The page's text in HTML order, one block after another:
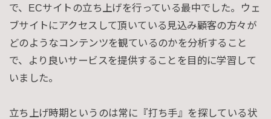
で、ECサイトの立ち上げを行っている最中でした。ウェ
ブサイトにアクセスして頂いている見込み顧客の方々が
どのようなコンテンツを観ているのかを分析すること
で、より良いサービスを提供することを目的に学習して
いました。
立ち上げ時期というのは常に『打ち手』を探している状